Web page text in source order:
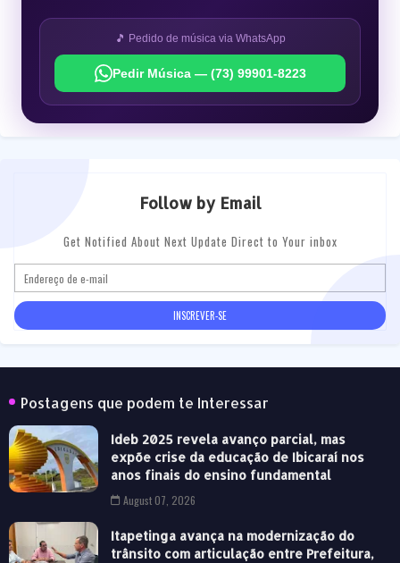
🎵 Pedido de música via WhatsApp
Pedir Música — (73) 99901-8223
Follow by Email
Get Notified About Next Update Direct to Your inbox
Postagens que podem te Interessar
Ideb 2025 revela avanço parcial, mas
expõe crise da educação de Ibicaraí nos
anos finais do ensino fundamental
August 07, 2026
Itapetinga avança na modernização do
trânsito com articulação entre Prefeitura,